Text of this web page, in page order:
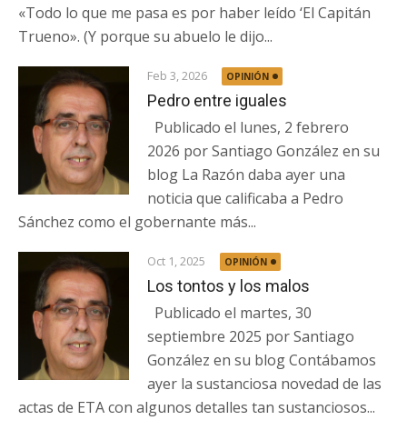
«Todo lo que me pasa es por haber leído ‘El Capitán
Trueno». (Y porque su abuelo le dijo...
Feb 3, 2026 OPINIÓN
Pedro entre iguales
Publicado el lunes, 2 febrero
2026 por Santiago González en su
blog La Razón daba ayer una
noticia que calificaba a Pedro
Sánchez como el gobernante más...
Oct 1, 2025 OPINIÓN
Los tontos y los malos
Publicado el martes, 30
septiembre 2025 por Santiago
González en su blog Contábamos
ayer la sustanciosa novedad de las
actas de ETA con algunos detalles tan sustanciosos...